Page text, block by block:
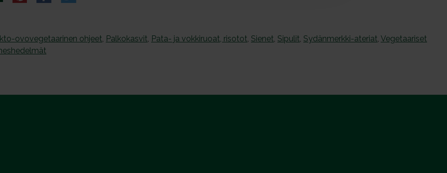
ovovegetaarinen ohjeet, Palkokasvit, Pata- ja vokkiruoat, risotot, Sienet, Sipulit, Sydänmerkki-ateriat, Vegetaariset